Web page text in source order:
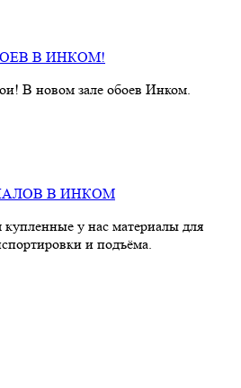
В ИНКОМ!
В новом зале обоев Инком.
В ИНКОМ
купленные у нас материалы для
и подъёма.